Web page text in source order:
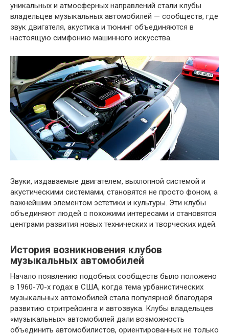
уникальных и атмосферных направлений стали клубы
владельцев музыкальных автомобилей — сообществ, где
звук двигателя, акустика и тюнинг объединяются в
настоящую симфонию машинного искусства.
Звуки, издаваемые двигателем, выхлопной системой и
акустическими системами, становятся не просто фоном, а
важнейшим элементом эстетики и культуры. Эти клубы
объединяют людей с похожими интересами и становятся
центрами развития новых технических и творческих идей.
История возникновения клубов
музыкальных автомобилей
Начало появлению подобных сообществ было положено
в 1960-70-х годах в США, когда тема урбанистических
музыкальных автомобилей стала популярной благодаря
развитию стритрейсинга и автозвука. Клубы владельцев
«музыкальных» автомобилей дали возможность
объединить автомобилистов, ориентированных не только